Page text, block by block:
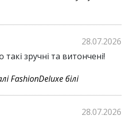
28.07.2026
зручні та витончені!
FashionDeluxe білі
28.07.2026